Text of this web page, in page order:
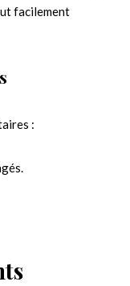
facilement
: